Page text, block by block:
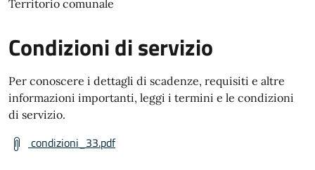
Territorio comunale
Condizioni di servizio
Per conoscere i dettagli di scadenze, requisiti e altre
informazioni importanti, leggi i termini e le condizioni
di servizio.
condizioni_33.pdf